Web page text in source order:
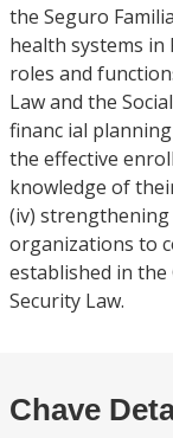
the Seguro
health systems
roles and
Law and the
financ ial
the effective
knowledge of
(iv)
organizations to
established in the
Security Law.
Chave